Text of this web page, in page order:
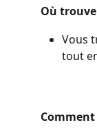
Où
Vous
tout